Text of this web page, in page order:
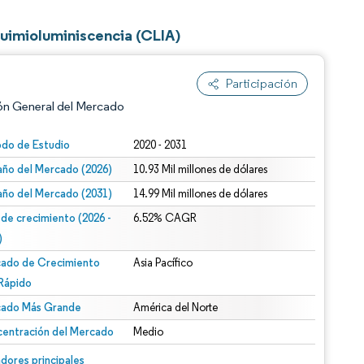
(CLIA)
Participación
General del Mercado
de Estudio 2020 - 2031
del Mercado (2026) 10.93 Mil millones de dólares
del Mercado (2031) 14.99 Mil millones de dólares
de crecimiento (2026 -
6.52% CAGR
de Crecimiento
Asia Pacífico
Más Grande América del Norte
del Mercado Medio
principales
© Mordor Intelligence. El uso requiere atribución según CC BY 4.0.
CC BY 4.0.